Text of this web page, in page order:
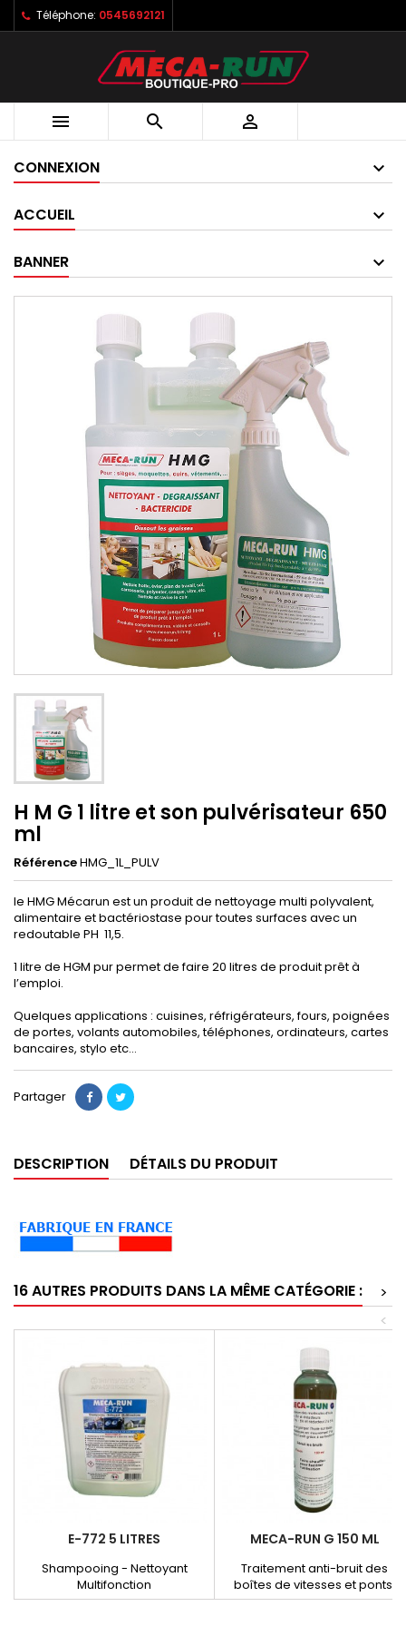
Téléphone: 0545692121
  
CONNEXION
ACCUEIL
BANNER
H M G 1 litre et son pulvérisateur 650
ml
RéférenceHMG_1L_PULV
le HMG Mécarun est un produit de nettoyage multi polyvalent,
alimentaire et bactériostase pour toutes surfaces avec un
redoutable PH 11,5.
1 litre de HGM pur permet de faire 20 litres de produit prêt à
l’emploi.
Quelques applications : cuisines, réfrigérateurs, fours, poignées
de portes, volants automobiles, téléphones, ordinateurs, cartes
bancaires, stylo etc...
Partager
DESCRIPTION DÉTAILS DU PRODUIT
16 AUTRES PRODUITS DANS LA MÊME CATÉGORIE :
>
<
E-772 5 LITRES
Shampooing - Nettoyant
Multifonction
MECA-RUN G 150 ML
Traitement anti-bruit des
boîtes de vitesses et ponts.